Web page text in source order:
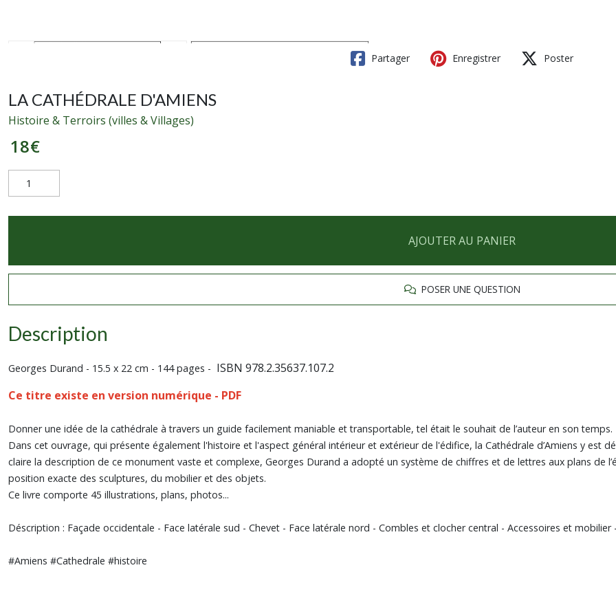
Partager Enregistrer Poster
LA CATHÉDRALE D'AMIENS
Histoire & Terroirs (villes & Villages)
18€
AJOUTER AU PANIER
POSER UNE QUESTION
Description
Georges Durand - 15.5 x 22 cm - 144 pages - ISBN 978.2.35637.107.2
Ce titre existe en version numérique - PDF
Donner une idée de la cathédrale à travers un guide facilement maniable et transportable, tel était le souhait de l’auteur en son temps.
Dans cet ouvrage, qui présente également l'histoire et l'aspect général intérieur et extérieur de l'édifice, la Cathédrale d’Amiens y est
claire la description de ce monument vaste et complexe, Georges Durand a adopté un système de chiffres et de lettres aux plans de
position exacte des sculptures, du mobilier et des objets.
Ce livre comporte 45 illustrations, plans, photos...
Déscription : Façade occidentale - Face latérale sud - Chevet - Face latérale nord - Combles et clocher central - Accessoires et
#Amiens #Cathedrale #histoire